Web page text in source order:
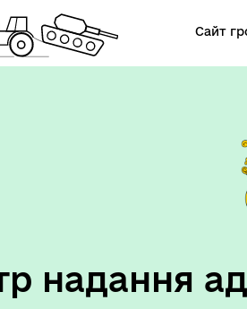
Сайт
надання